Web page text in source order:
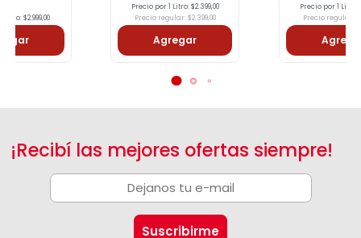
Precio regular: $2.399,00
Precio por 1 Litro: $2.620,00
Precio regular: $2.620,00
¡Recibí las mejores ofertas siempre!